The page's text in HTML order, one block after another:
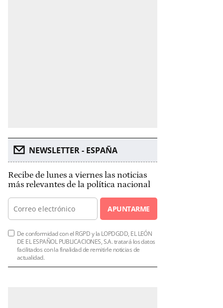
NEWSLETTER - ESPAÑA
Recibe de lunes a viernes las noticias
más relevantes de la política nacional
APUNTARME
De conformidad con el RGPD y la LOPDGDD, EL LEÓN
DE EL ESPAÑOL PUBLICACIONES, S.A. tratará los datos
facilitados con la finalidad de remitirle noticias de
actualidad.